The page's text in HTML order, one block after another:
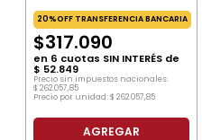
20%OFF TRANSFERENCIA BANCARIA
$317.090
en 6 cuotas SIN INTERÉS de
$ 52.849
Precio sin impuestos nacionales:
$ 262.057,85
Precio por unidad:$ 262.057,85
AGREGAR